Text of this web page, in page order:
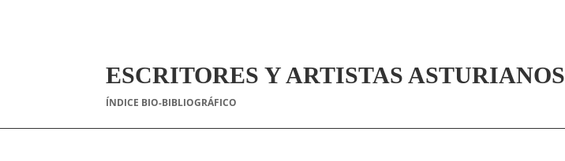
ESCRITORES Y ARTISTAS ASTURIANOS
ÍNDICE BIO-BIBLIOGRÁFICO